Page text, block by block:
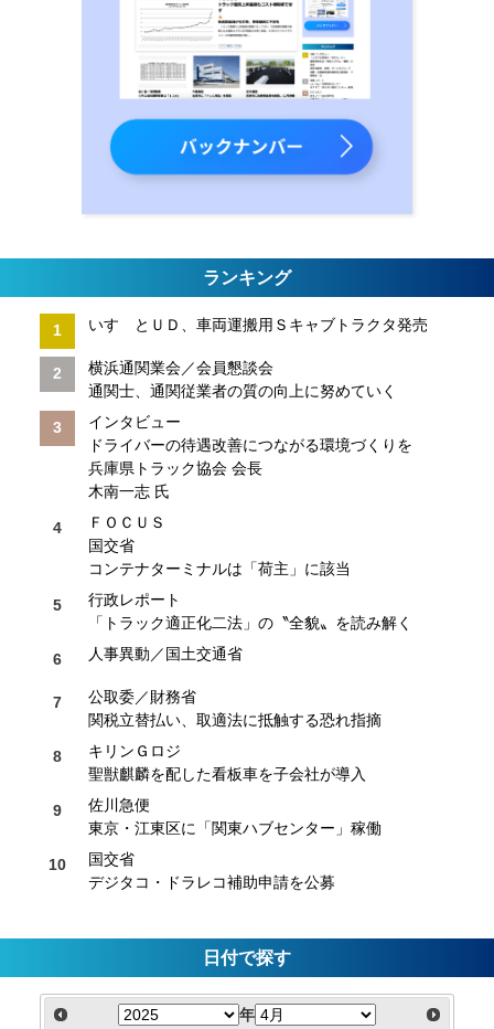
ランキング
いすゞとＵＤ、車両運搬用Ｓキャブトラクタ発売
横浜通関業会／会員懇談会
通関士、通関従業者の質の向上に努めていく
インタビュー
ドライバーの待遇改善につながる環境づくりを
兵庫県トラック協会 会長
木南一志 氏
ＦＯＣＵＳ
国交省
コンテナターミナルは「荷主」に該当
行政レポート
「トラック適正化二法」の〝全貌〟を読み解く
人事異動／国土交通省
公取委／財務省
関税立替払い、取適法に抵触する恐れ指摘
キリンＧロジ
聖獣麒麟を配した看板車を子会社が導入
佐川急便
東京・江東区に「関東ハブセンター」稼働
国交省
デジタコ・ドラレコ補助申請を公募
日付で探す
年